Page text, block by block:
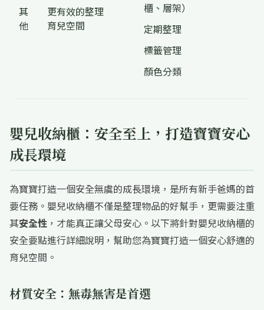
其
他
更有效的整理
育兒空間
櫃、層架）
定期整理
標籤管理
顏色分類
嬰兒收納櫃：安全至上，打造寶寶安心
成長環境
為寶寶打造一個安全無虞的成長環境，是所有新手爸媽的首
要任務。嬰兒收納櫃不僅是整理物品的好幫手，更需要注重
其安全性 ，才能真正讓父母安心。以下將針對嬰兒收納櫃的
安全要點進行詳細說明，幫助您為寶寶打造一個安心舒適的
育兒空間。
材質安全：無毒無害是首選